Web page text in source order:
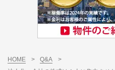
HOME > Q&A
>